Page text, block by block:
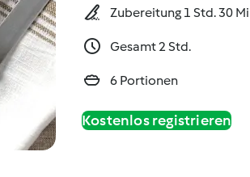
Zubereitung 1 Std. 30
Gesamt 2 Std.
6 Portionen
Kostenlos registrieren